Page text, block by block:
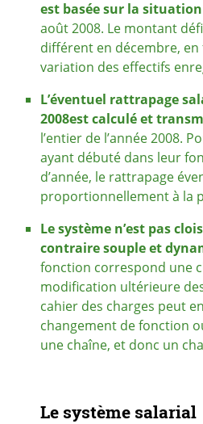
est basée sur la
août 2008. Le montant
différent en décembre,
variation des effectifs
L’éventuel rattrapage
2008est calculé et
l’entier de l’année 2008.
ayant débuté dans leur
d’année, le rattrapage
proportionnellement à la
Le système n’est pas
contraire souple et
fonction correspond une
modification ultérieure
cahier des charges peut
changement de fonction
une chaîne, et donc un
Navigation
Le système salarial